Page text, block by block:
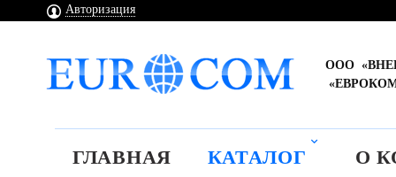
Авторизация
ООО
ГЛАВНАЯ КАТАЛОГ О